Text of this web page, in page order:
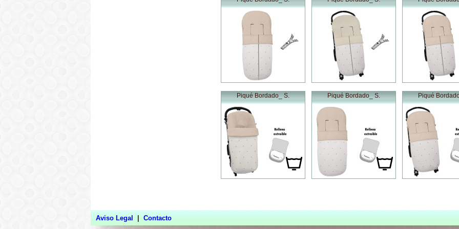
Piqué Bordado_ S. Piqué Bordado_ S. Piqué
Aviso Legal Contacto